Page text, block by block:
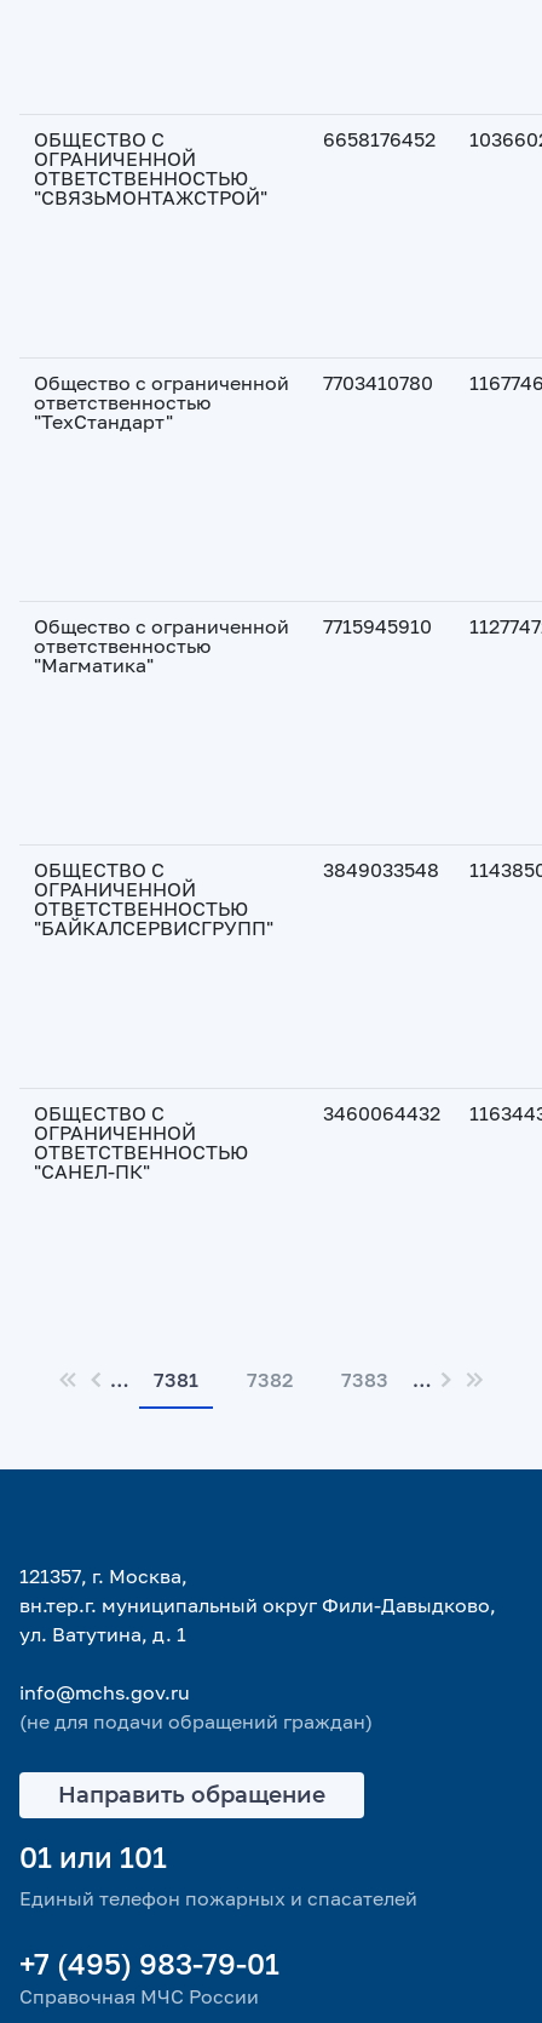
ОБЩЕСТВО С
ОГРАНИЧЕННОЙ
ОТВЕТСТВЕННОСТЬЮ
"СВЯЗЬМОНТАЖСТРОЙ"
6658176452
Общество с ограниченной
ответственностью
"ТехСтандарт"
7703410780
Общество с ограниченной
ответственностью
"Магматика"
7715945910
ОБЩЕСТВО С
ОГРАНИЧЕННОЙ
ОТВЕТСТВЕННОСТЬЮ
"БАЙКАЛСЕРВИСГРУПП"
3849033548
ОБЩЕСТВО С
ОГРАНИЧЕННОЙ
ОТВЕТСТВЕННОСТЬЮ
"САНЕЛ-ПК"
3460064432
… 7381 7382 7383 …
121357, г. Москва,
вн.тер.г. муниципальный округ Фили-Давыдково,
ул. Ватутина, д. 1
info@mchs.gov.ru
(не для подачи обращений граждан)
Направить обращение
01 или 101
Единый телефон пожарных и спасателей
+7 (495) 983-79-01
Справочная МЧС России